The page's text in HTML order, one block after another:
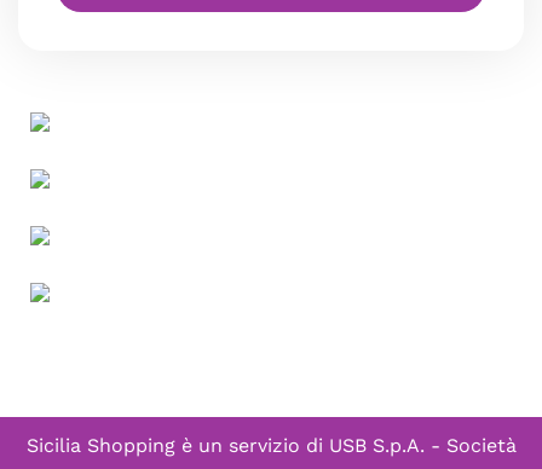
Sicilia Shopping è un servizio di USB S.p.A. - Società